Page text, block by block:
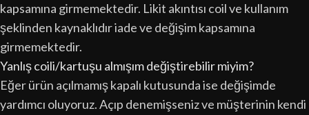
kapsamına girmemektedir. Likit akıntısı coil ve kullanım
şeklinden kaynaklıdır iade ve değişim kapsamına
girmemektedir.
Yanlış coili/kartuşu almışım değiştirebilir miyim?
Eğer ürün açılmamış kapalı kutusunda ise değişimde
yardımcı oluyoruz. Açıp denemişseniz ve müşterinin kendi